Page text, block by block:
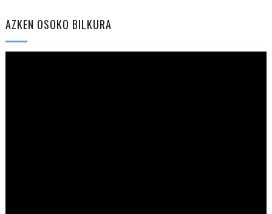
AZKEN OSOKO BILKURA